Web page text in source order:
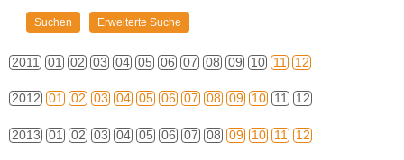
2011 01 02 03 04 05 06 07 08 09 10 11 12
2012 01 02 03 04 05 06 07 08 09 10 11 12
2013 01 02 03 04 05 06 07 08 09 10 11 12